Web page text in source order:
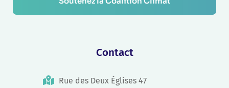
Contact
Rue des Deux Églises 47